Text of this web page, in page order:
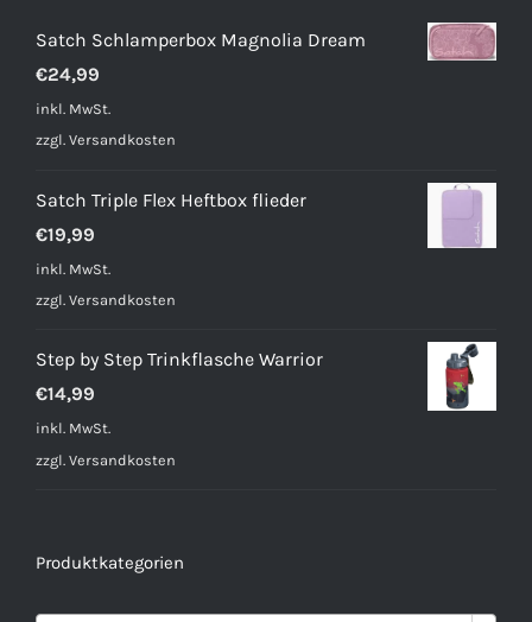
Satch Schlamperbox Magnolia Dream
€24,99
inkl. MwSt.
zzgl. Versandkosten
Satch Triple Flex Heftbox flieder
€19,99
inkl. MwSt.
zzgl. Versandkosten
Step by Step Trinkflasche Warrior
€14,99
inkl. MwSt.
zzgl. Versandkosten
Produktkategorien